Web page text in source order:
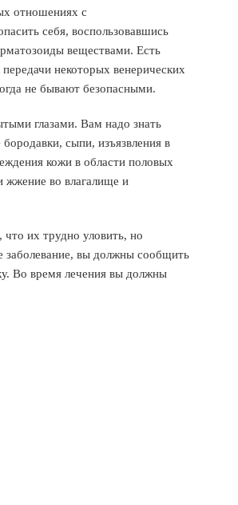
отношениях с
себя, воспользовавшись
веществами. Есть
некоторых венерических
не бывают безопасными.
глазами. Вам надо знать
сыпи, изъязвления в
кожи в области половых
жжение во влагалище и
их трудно уловить, но
заболевание, вы должны сообщить
Во время лечения вы должны